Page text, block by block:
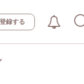
録する